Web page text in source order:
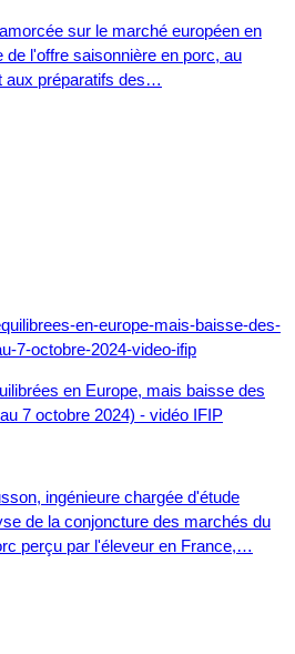
sur le marché européen en
de l'offre saisonnière en porc, au
aux préparatifs des…
en Europe, mais baisse des
7 octobre 2024) - vidéo IFIP
ingénieure chargée d'étude
de la conjoncture des marchés du
perçu par l'éleveur en France,…